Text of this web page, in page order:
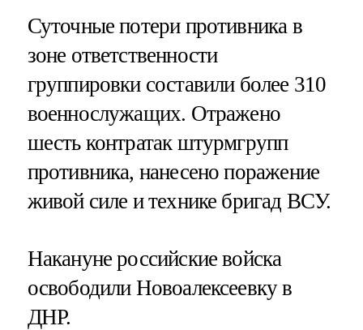
Суточные потери противника в
зоне ответственности
группировки составили более 310
военнослужащих. Отражено
шесть контратак штурмгрупп
противника, нанесено поражение
живой силе и технике бригад ВСУ.
Накануне российские войска
освободили Новоалексеевку в
ДНР.